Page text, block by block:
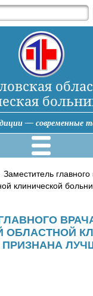
— современные
Заместитель главного
клинической
ОБЛАСТНОЙ